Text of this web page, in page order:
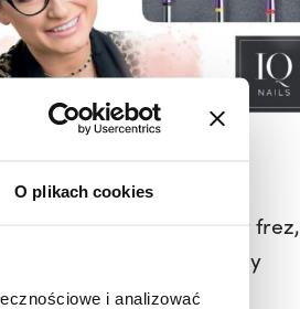
O plikach cookies
i analizować
znajdziecie innowacyjny frez,
frezu został poddany
frezowania.